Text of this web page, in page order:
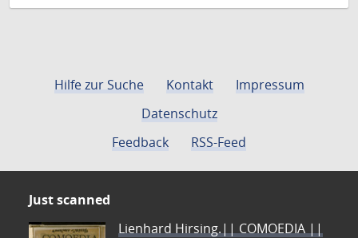
Hilfe zur Suche Kontakt
Impressum
Datenschutz
Feedback
RSS-Feed
Just scanned
Lienhard Hirsing.|| COMOEDIA ||